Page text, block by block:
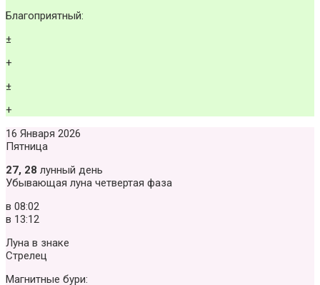
Благоприятный:
±
+
±
+
16 Января 2026
Пятница
27, 28 лунный день
Убывающая луна четвертая фаза
в 08:02
в 13:12
Луна в знаке
Стрелец
Магнитные бури: